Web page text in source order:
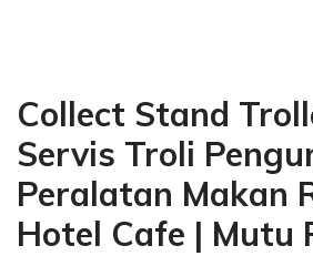
Collect Stand
Servis Troli
Peralatan Makan
Hotel Cafe | Mutu